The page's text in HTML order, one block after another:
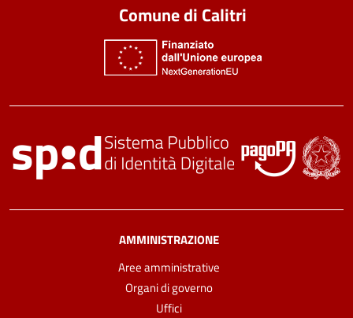
Comune di Calitri
AMMINISTRAZIONE
Aree amministrative
Organi di governo
Uffici